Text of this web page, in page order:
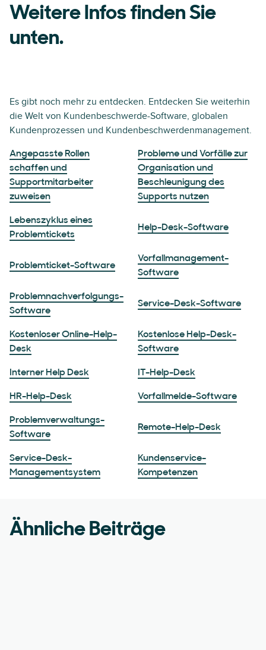
Weitere Infos finden Sie
unten.
Es gibt noch mehr zu entdecken. Entdecken Sie weiterhin
die Welt von Kundenbeschwerde-Software, globalen
Kundenprozessen und Kundenbeschwerdenmanagement.
Angepasste Rollen
schaffen und
Supportmitarbeiter
zuweisen
Probleme und Vorfälle zur
Organisation und
Beschleunigung des
Supports nutzen
Lebenszyklus eines
Problemtickets
Help-Desk-Software
Problemticket-Software
Vorfallmanagement-
Software
Problemnachverfolgungs-
Software
Service-Desk-Software
Kostenloser Online-Help-
Desk
Kostenlose Help-Desk-
Software
Interner Help Desk IT-Help-Desk
HR-Help-Desk Vorfallmelde-Software
Problemverwaltungs-
Software
Remote-Help-Desk
Service-Desk-
Managementsystem
Kundenservice-
Kompetenzen
Ähnliche Beiträge